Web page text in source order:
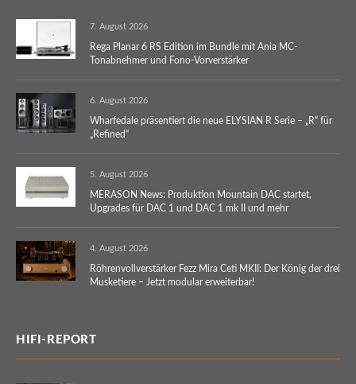
7. August 2026
Rega Planar 6 RS Edition im Bundle mit Ania MC-
Tonabnehmer und Fono-Vorverstärker
6. August 2026
Wharfedale präsentiert die neue ELYSIAN R Serie – „R“ für
„Refined“
5. August 2026
MERASON News: Produktion Mountain DAC startet,
Upgrades für DAC 1 und DAC 1 mk II und mehr
4. August 2026
Röhrenvollverstärker Fezz Mira Ceti MKII: Der König der drei
Musketiere – Jetzt modular erweiterbar!
HIFI-REPORT